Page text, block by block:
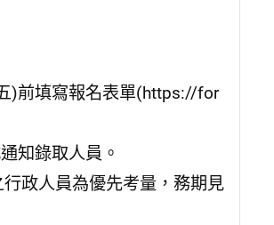
)前填寫報名表單(https://for
知錄取人員。
政人員為優先考量，務期見